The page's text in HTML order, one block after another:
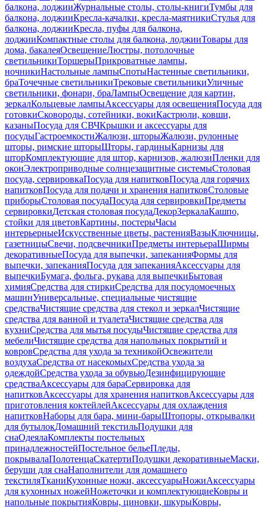
балкона, лоджииЖурнальные столы, столы-книгиТумбы для
балкона, лоджииКресла-качалки, кресла-маятникиСтулья для
балкона, лоджииКресла, пуфы для балкона,
лоджииКомпактные столы для балкона, лоджииТовары для
дома, бакалеяОсвещениеЛюстры, потолочные
светильникиТоршерыПрикроватные лампы,
ночникиНастольные лампыСпотыНастенные светильники,
браТочечные светильникиТрековые светильникиУличные
светильники, фонари, браЛампыОсвещение для картин,
зеркалКольцевые лампыАксессуары для освещенияПосуда для
готовкиСковороды, сотейники, вокиКастрюли, ковши,
казаныПосуда для СВЧКрышки и аксессуары для
посудыГастроемкостиЖалюзи, шторыЖалюзи, рулонные
шторы, римские шторыШторы, гардиныКарнизы для
шторКомплектующие для штор, карнизов, жалюзиПленки для
оконЭлектроприводные солнцезащитные системыСтоловая
посуда, сервировкаПосуда для напитковПосуда для горячих
напитковПосуда для подачи и хранения напитковСтоловые
приборыСтоловая посудаПосуда для сервировкиПредметы
сервировкиДетская столовая посудаДекорЗеркалаКашпо,
стойки для цветовКартины, постерыЧасы
интерьерныеИскусственные цветы, растенияВазыКлючницы,
газетницыСвечи, подсвечникиПредметы интерьераШирмы
декоративныеПосуда для выпечки, запеканияФормы для
выпечки, запеканияПосуда для запеканияАксессуары для
выпечкиБумага, фольга, рукава для выпечкиБытовая
химияСредства для стиркиСредства для посудомоечных
машинУниверсальные, специальные чистящие
средстваЧистящие средства для стекол и зеркалЧистящие
средства для ванной и туалетаЧистящие средства для
кухниСредства для мытья посудыЧистящие средства для
мебелиЧистящие средства для напольных покрытий и
ковровСредства для ухода за техникойОсвежители
воздухаСредства от насекомыхСредства ухода за
одеждойСредства ухода за обувьюДезинфицирующие
средстваАксессуары для бараСервировка для
напитковАксессуары для хранения напитковАксессуары для
приготовления коктейлейАксессуары для охлаждения
напитковНаборы для бара, мини-барыШтопоры, открывалки
для бутылокДомашний текстильПодушки для
снаОдеялаКомплекты постельных
принадлежностейПостельное бельеПледы,
покрывалаПолотенцаСкатертиПодушки декоративныеМаски,
беруши для снаНаполнители для домашнего
текстиляТканиКухонные ножи, аксессуарыНожиАксессуары
для кухонных ножейНожеточки и комплектующиеКовры и
напольные покрытияКовры, циновки, шкурыКовры,